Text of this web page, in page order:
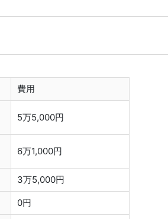
費用
5万5,000円
6万1,000円
3万5,000円
0円